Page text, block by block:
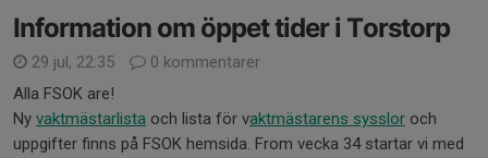
Information om öppet tider i Torstorp
29 jul, 22:35
0 kommentarer
Alla FSOK are!
Ny vaktmästarlista och lista för vaktmästarens sysslor och
uppgifter finns på FSOK hemsida. From vecka 34 startar vi med